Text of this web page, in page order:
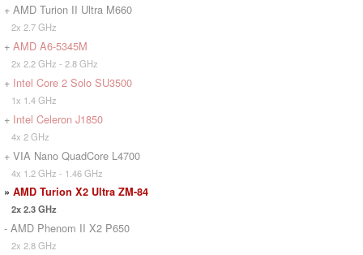
+ AMD Turion II Ultra M660
2x 2.7 GHz
+ AMD A6-5345M
2x 2.2 GHz - 2.8 GHz
+ Intel Core 2 Solo SU3500
1x 1.4 GHz
+ Intel Celeron J1850
4x 2 GHz
+ VIA Nano QuadCore L4700
4x 1.2 GHz - 1.46 GHz
» AMD Turion X2 Ultra ZM-84
2x 2.3 GHz
- AMD Phenom II X2 P650
2x 2.8 GHz